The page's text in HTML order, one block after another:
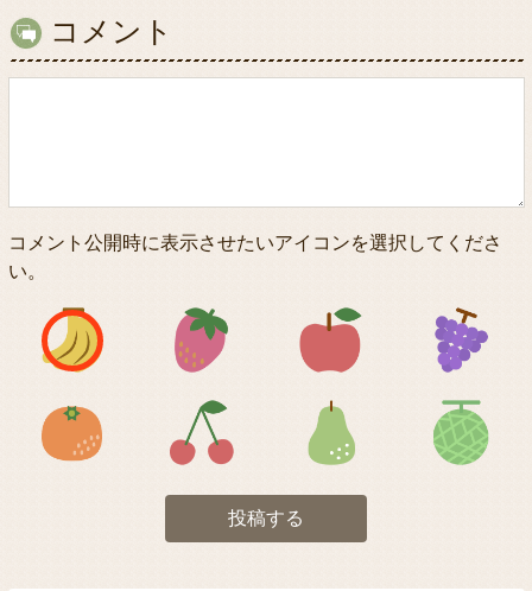
コメント
コメント公開時に表示させたいアイコンを選択してくださ
い。
アイコン1 アイコン2 アイコン3
アイコン5 アイコン6 アイコン7
投稿する